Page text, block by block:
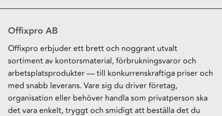
Offixpro AB
Offixpro erbjuder ett brett och noggrant utvalt
sortiment av kontorsmaterial, förbrukningsvaror och
arbetsplatsprodukter — till konkurrenskraftiga priser och
med snabb leverans. Vare sig du driver företag,
organisation eller behöver handla som privatperson ska
det vara enkelt, tryggt och smidigt att beställa det du